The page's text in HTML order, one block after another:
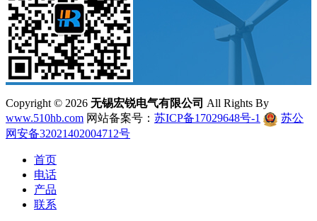
Copyright © 2026 无锡宏锐电气有限公司 All Rights By
www.510hb.com 网站备案号： 苏ICP备17029648号-1
苏公
网安备32021402004712号
首页
电话
产品
联系